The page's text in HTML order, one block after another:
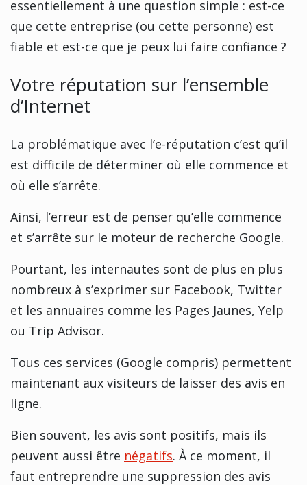
essentiellement à une question simple : est-ce
que cette entreprise (ou cette personne) est
fiable et est-ce que je peux lui faire confiance ?
Votre réputation sur l’ensemble
d’Internet
La problématique avec l’e-réputation c’est qu’il
est difficile de déterminer où elle commence et
où elle s’arrête.
Ainsi, l’erreur est de penser qu’elle commence
et s’arrête sur le moteur de recherche Google.
Pourtant, les internautes sont de plus en plus
nombreux à s’exprimer sur Facebook, Twitter
et les annuaires comme les Pages Jaunes, Yelp
ou Trip Advisor.
Tous ces services (Google compris) permettent
maintenant aux visiteurs de laisser des avis en
ligne.
Bien souvent, les avis sont positifs, mais ils
peuvent aussi être négatifs. À ce moment, il
faut entreprendre une suppression des avis